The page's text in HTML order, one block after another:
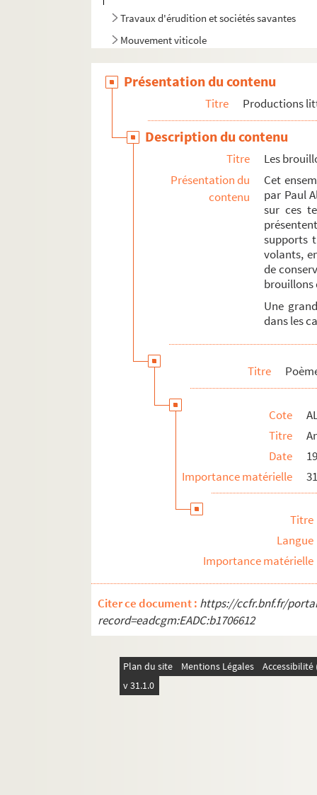
Travaux d'érudition et sociétés savantes
Mouvement viticole
Associations locales
La Grande Guerre et le front d'Orient
Documents et objets annexes
Présentation du contenu
Titre Productions
Description du contenu
Titre
Les
Présentation du
contenu
Cet
par Paul
sur ces
supports
volants,
de
Une
dans les
Titre
Cote
Titre
Date
Importance matérielle
Titre
Langue
Importance matérielle
Citer ce document : https://ccfr.bnf.fr/
record=eadcgm:EADC:b1706612
Plan du site Mentions Légales
v 31.1.0